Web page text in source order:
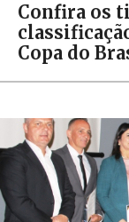
Confira os
Copa do